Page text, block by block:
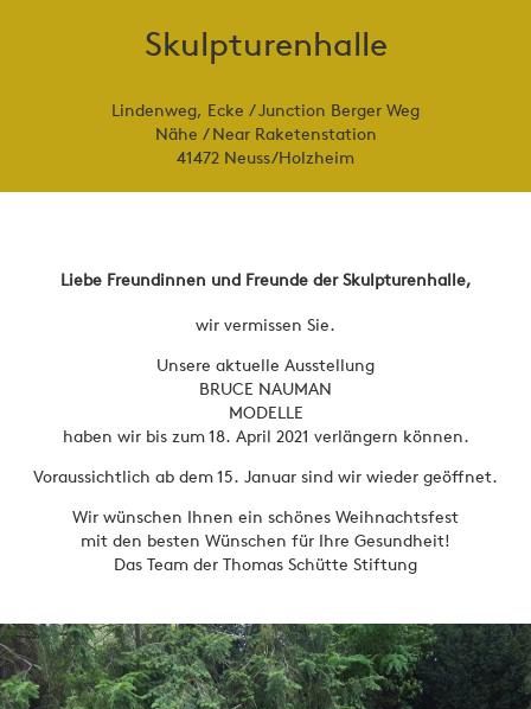
Skulpturenhalle
Lindenweg, Ecke / Junction Berger Weg
Nähe / Near Raketenstation
41472 Neuss/Holzheim
Liebe Freundinnen und Freunde der Skulpturenhalle,
wir vermissen Sie.
Unsere aktuelle Ausstellung
BRUCE NAUMAN
MODELLE
haben wir bis zum 18. April 2021 verlängern können.
Voraussichtlich ab dem 15. Januar sind wir wieder geöffnet.
Wir wünschen Ihnen ein schönes Weihnachtsfest
mit den besten Wünschen für Ihre Gesundheit!
Das Team der Thomas Schütte Stiftung